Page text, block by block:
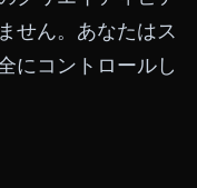
せん。あなたはス
にコントロールし